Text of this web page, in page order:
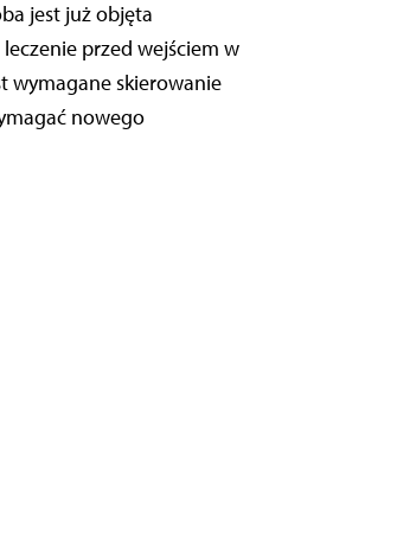
jest już objęta
przed wejściem w
wymagane skierowanie
nowego